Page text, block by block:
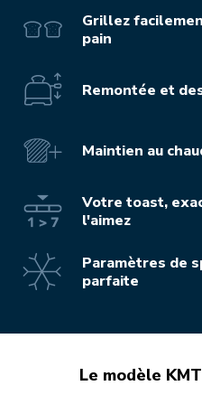
Grillez
pain
Remontée et
Maintien au
Votre toast,
l'aimez
Paramètres de
parfaite
Le modèle